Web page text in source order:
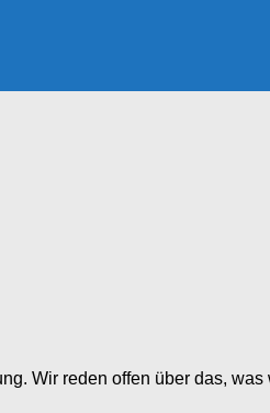
Wir reden offen über das,